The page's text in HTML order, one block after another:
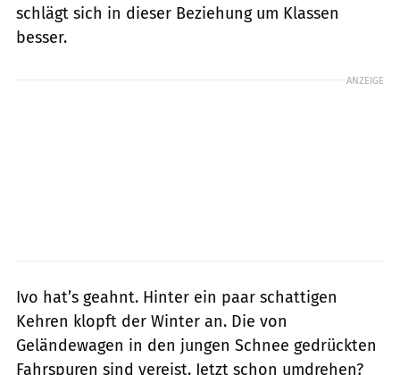
schlägt sich in dieser Beziehung um Klassen
besser.
ANZEIGE
Ivo hat’s geahnt. Hinter ein paar schattigen
Kehren klopft der Winter an. Die von
Geländewagen in den jungen Schnee gedrückten
Fahrspuren sind vereist. Jetzt schon umdrehen?